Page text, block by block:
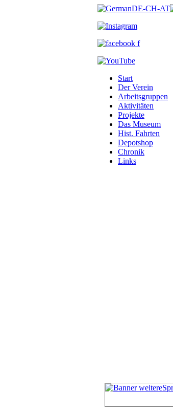
Start
Der Verein
Arbeitsgruppen
Aktivitäten
Projekte
Das Museum
Hist. Fahrten
Depotshop
Chronik
Links